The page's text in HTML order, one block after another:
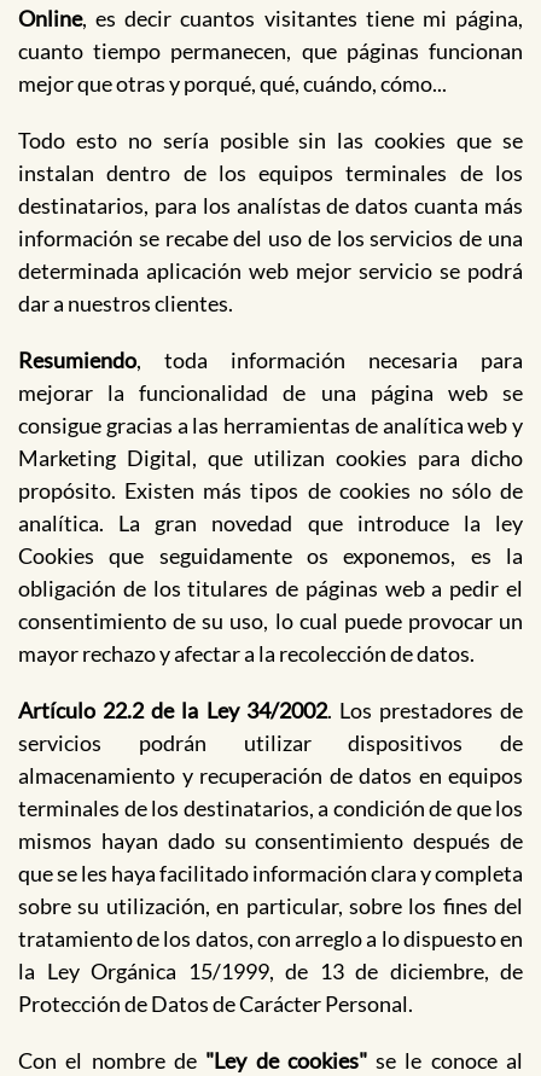
Online, es decir cuantos visitantes tiene mi página,
cuanto tiempo permanecen, que páginas funcionan
mejor que otras y porqué, qué, cuándo, cómo...
Todo esto no sería posible sin las cookies que se
instalan dentro de los equipos terminales de los
destinatarios, para los analístas de datos cuanta más
información se recabe del uso de los servicios de una
determinada aplicación web mejor servicio se podrá
dar a nuestros clientes.
Resumiendo, toda información necesaria para
mejorar la funcionalidad de una página web se
consigue gracias a las herramientas de analítica web y
Marketing Digital, que utilizan cookies para dicho
propósito. Existen más tipos de cookies no sólo de
analítica. La gran novedad que introduce la ley
Cookies que seguidamente os exponemos, es la
obligación de los titulares de páginas web a pedir el
consentimiento de su uso, lo cual puede provocar un
mayor rechazo y afectar a la recolección de datos.
Artículo 22.2 de la Ley 34/2002. Los prestadores de
servicios podrán utilizar dispositivos de
almacenamiento y recuperación de datos en equipos
terminales de los destinatarios, a condición de que los
mismos hayan dado su consentimiento después de
que se les haya facilitado información clara y completa
sobre su utilización, en particular, sobre los fines del
tratamiento de los datos, con arreglo a lo dispuesto en
la Ley Orgánica 15/1999, de 13 de diciembre, de
Protección de Datos de Carácter Personal.
Con el nombre de "Ley de cookies"se le conoce al